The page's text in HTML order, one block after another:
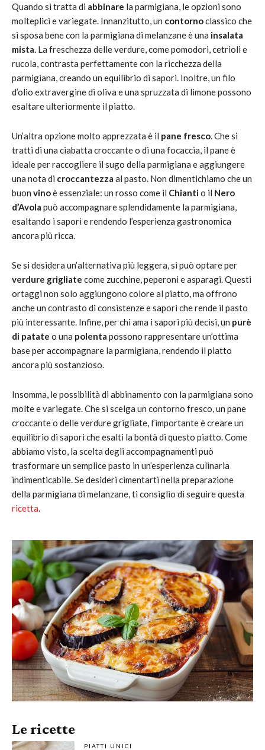
Quando si tratta di abbinare la parmigiana, le opzioni sono
molteplici e variegate. Innanzitutto, un contornoclassico che
si sposa bene con la parmigiana di melanzane è una insalata
mista. La freschezza delle verdure, come pomodori, cetrioli e
rucola, contrasta perfettamente con la ricchezza della
parmigiana, creando un equilibrio di sapori. Inoltre, un filo
d’olio extravergine di oliva e una spruzzata di limone possono
esaltare ulteriormente il piatto.
Un’altra opzione molto apprezzata è il pane fresco. Che si
tratti di una ciabatta croccante o di una focaccia, il pane è
ideale per raccogliere il sugo della parmigiana e aggiungere
una nota di croccantezza al pasto. Non dimentichiamo che un
buon vinoè essenziale: un rosso come il Chiantio il Nero
d’Avola può accompagnare splendidamente la parmigiana,
esaltando i sapori e rendendo l’esperienza gastronomica
ancora più ricca.
Se si desidera un’alternativa più leggera, si può optare per
verdure grigliate come zucchine, peperoni e asparagi. Questi
ortaggi non solo aggiungono colore al piatto, ma offrono
anche un contrasto di consistenze e sapori che rende il pasto
più interessante. Infine, per chi ama i sapori più decisi, un purè
di patate o una polenta possono rappresentare un’ottima
base per accompagnare la parmigiana, rendendo il piatto
ancora più sostanzioso.
Insomma, le possibilità di abbinamento con la parmigiana sono
molte e variegate. Che si scelga un contorno fresco, un pane
croccante o delle verdure grigliate, l’importante è creare un
equilibrio di sapori che esalti la bontà di questo piatto. Come
abbiamo visto, la scelta degli accompagnamenti può
trasformare un semplice pasto in un’esperienza culinaria
indimenticabile. Se desideri cimentarti nella preparazione
della parmigiana di melanzane, ti consiglio di seguire questa
ricetta.
Le ricette
PIATTI UNICI